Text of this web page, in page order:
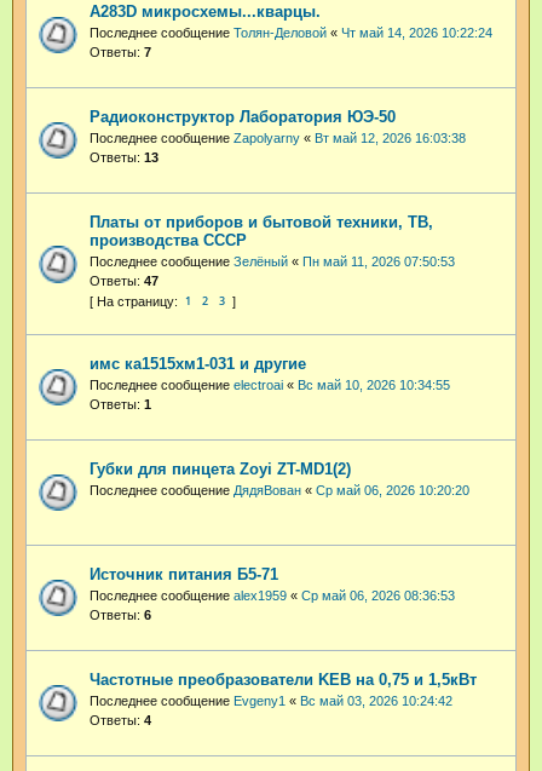
A283D микросхемы...кварцы.
Последнее сообщение Толян-Деловой « Чт май 14, 2026 10:22:24
Ответы: 7
Радиоконструктор Лаборатория ЮЭ-50
Последнее сообщение Zapolyarny « Вт май 12, 2026 16:03:38
Ответы: 13
Платы от приборов и бытовой техники, ТВ,
производства СССР
Последнее сообщение Зелёный « Пн май 11, 2026 07:50:53
Ответы: 47
1 2 3
имс ка1515хм1-031 и другие
Последнее сообщение electroai « Вс май 10, 2026 10:34:55
Ответы: 1
Губки для пинцета Zoyi ZT-MD1(2)
Последнее сообщение ДядяВован « Ср май 06, 2026 10:20:20
Источник питания Б5-71
Последнее сообщение аlex1959 « Ср май 06, 2026 08:36:53
Ответы: 6
Частотные преобразователи KEB на 0,75 и 1,5кВт
Последнее сообщение Evgeny1 « Вс май 03, 2026 10:24:42
Ответы: 4